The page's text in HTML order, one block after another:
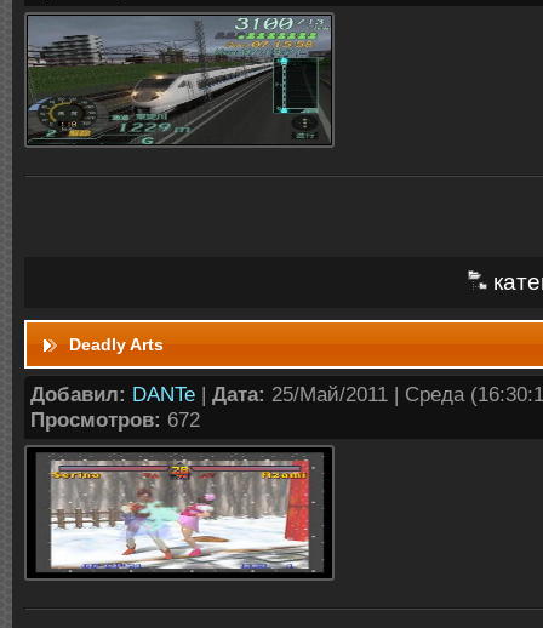
Deadly Arts
Добавил: DANTe | Дата: 25/Май/2011 | Среда
Просмотров: 672